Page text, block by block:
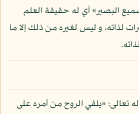
البصير» أي له حقيقة العلم
لذاته، و ليس لغيره من ذلك إلا ما
تعالى: «يلقي الروح من أمره على